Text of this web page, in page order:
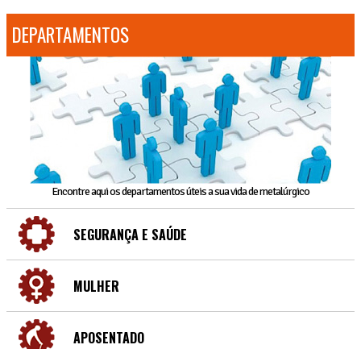
DEPARTAMENTOS
Encontre aqui os departamentos úteis a sua vida de metalúrgico
SEGURANÇA E SAÚDE
MULHER
APOSENTADO